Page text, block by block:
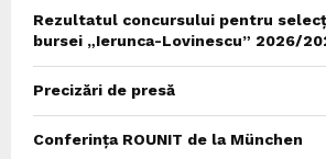
Rezultatul concursului pentru
bursei „Ierunca-Lovinescu” 2026/
Precizări de presă
Conferința ROUNIT de la München